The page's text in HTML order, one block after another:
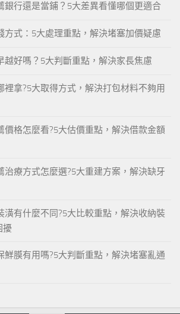
銀行還是當鋪？5大差異看懂哪個更適合
方式：5大處理重點，解決堵塞加價疑慮
越好嗎？5大判斷重點，解決家長焦慮
裡拿?5大取得方式，解決打包材料不夠用
價格怎麼看?5大估價重點，解決借款金額
治療方式怎麼選?5大重建方案，解決缺牙
潢有什麼不同?5大比較重點，解決收納裝
擾
鮮膜有用嗎?5大判斷重點，解決堵塞亂通